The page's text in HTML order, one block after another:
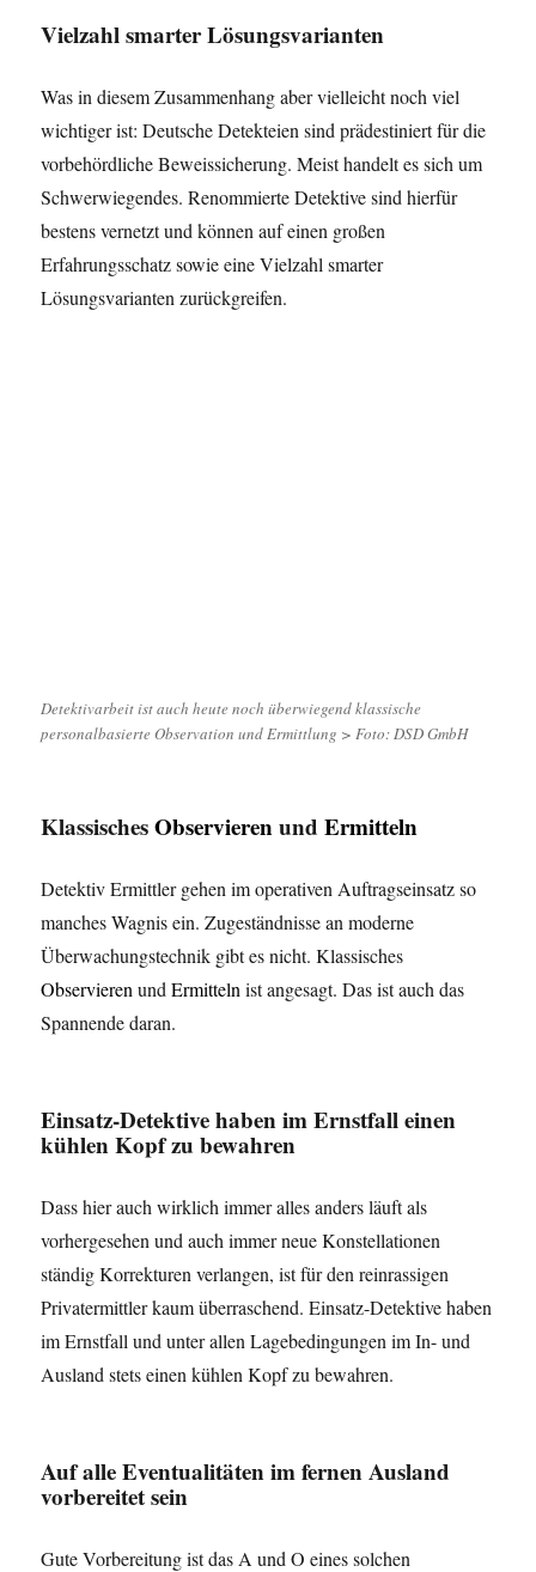
Vielzahl smarter Lösungsvarianten
Was in diesem Zusammenhang aber vielleicht noch viel
wichtiger ist: Deutsche Detekteien sind prädestiniert für die
vorbehördliche Beweissicherung. Meist handelt es sich um
Schwerwiegendes. Renommierte Detektive sind hierfür
bestens vernetzt und können auf einen großen
Erfahrungsschatz sowie eine Vielzahl smarter
Lösungsvarianten zurückgreifen.
Detektivarbeit ist auch heute noch überwiegend klassische
personalbasierte Observation und Ermittlung > Foto: DSD GmbH
KlassischesObservierenundErmitteln
Detektiv Ermittler gehen im operativen Auftragseinsatz so
manches Wagnis ein. Zugeständnisse an moderne
Überwachungstechnik gibt es nicht. Klassisches
Observieren undErmitteln ist angesagt. Das ist auch das
Spannende daran.
Einsatz-Detektive haben im Ernstfall einen
kühlen Kopf zu bewahren
Dass hier auch wirklich immer alles anders läuft als
vorhergesehen und auch immer neue Konstellationen
ständig Korrekturen verlangen, ist für den reinrassigen
Privatermittler kaum überraschend. Einsatz-Detektive haben
im Ernstfall und unter allen Lagebedingungen im In- und
Ausland stets einen kühlen Kopf zu bewahren.
Auf alle Eventualitäten im fernen Ausland
vorbereitet sein
Gute Vorbereitung ist das A und O eines solchen